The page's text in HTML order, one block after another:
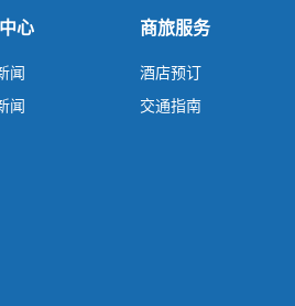
心
闻
闻
商旅服务
酒店预订
交通指南